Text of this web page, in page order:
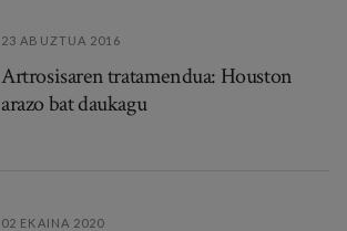
23 ABUZTUA 2016
Artrosisaren tratamendua: Houston
arazo bat daukagu
02 EKAINA 2020